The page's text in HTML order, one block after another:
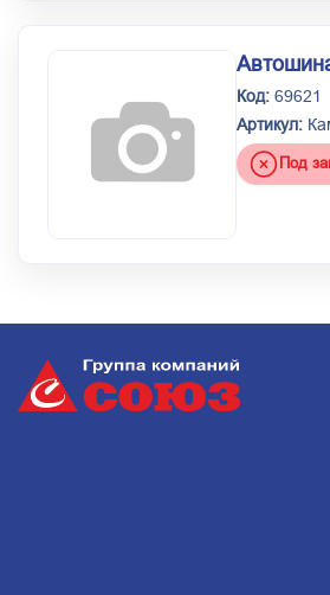
Код: 69621
Артикул:
Под